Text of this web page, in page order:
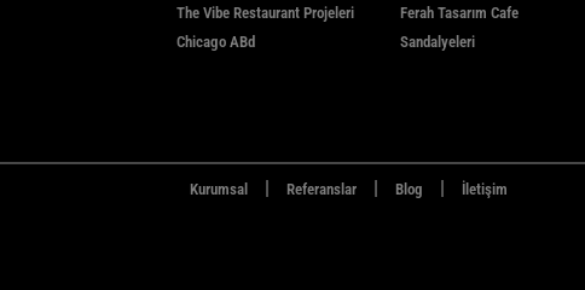
The Vibe Restaurant Projeleri
Chicago ABd
Ferah Tasarım Cafe
Sandalyeleri
Kurumsal | Referanslar | Blog | İletişim